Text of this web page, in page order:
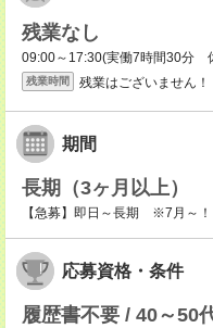
残業なし
09:00～17:30(実働7時間30分
残業時間 残業はございません！
期間
長期（3ヶ月以上）
【急募】即日～長期 ※7月～！
応募資格・条件
履歴書不要 / 40～50